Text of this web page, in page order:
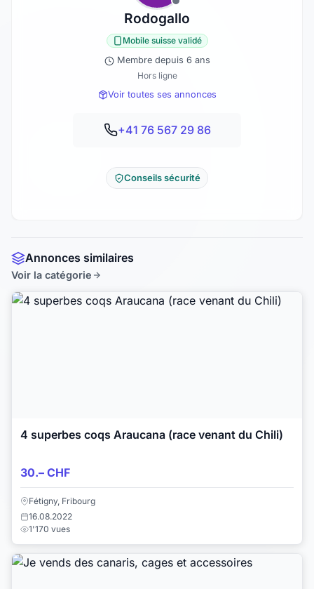
Rodogallo
Mobile suisse validé
Membre depuis 6 ans
Hors ligne
Voir toutes ses annonces
+41 76 567 29 86
Conseils sécurité
Annonces similaires
Voir la catégorie
4 superbes coqs Araucana (race venant du Chili)
30.– CHF
Fétigny, Fribourg
16.08.2022
1'170 vues